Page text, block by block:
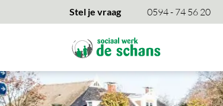
Stel je vraag 0594 - 74 56 20